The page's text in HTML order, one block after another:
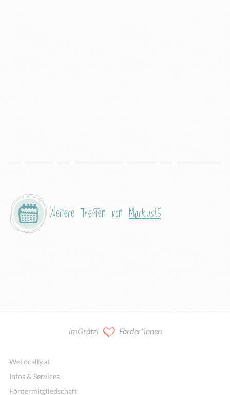
Weitere Treffen von Markus15
imGrätzl Förder*innen
WeLocally.at
Infos & Services
Fördermitgliedschaft